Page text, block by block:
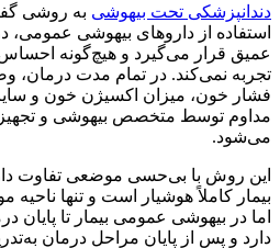
دندانپزشکی تحت بیهوشی به روشی
استفاده از داروهای بیهوشی
عمیق قرار می‌گیرد و هیچ‌گونه احساس
تجربه نمی‌کند. در تمام مدت درمان،
فشار خون، میزان اکسیژن خون و
مداوم توسط متخصص بیهوشی و
می‌شود.
این روش با بی‌حسی موضعی تفاوت
بیمار کاملاً هوشیار است و تنها
اما در بیهوشی عمومی بیمار تا پایان
دارد و پس از پایان مراحل درمان